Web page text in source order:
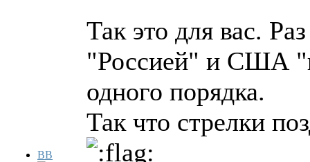
BB
Так это для вас.
"Россией" и США
одного порядка.
Так что стрелки